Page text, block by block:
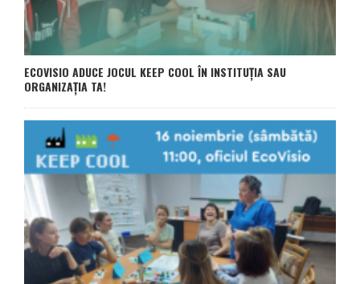
ECOVISIO ADUCE JOCUL KEEP COOL ÎN INSTITUȚIA SAU
ORGANIZAȚIA TA!